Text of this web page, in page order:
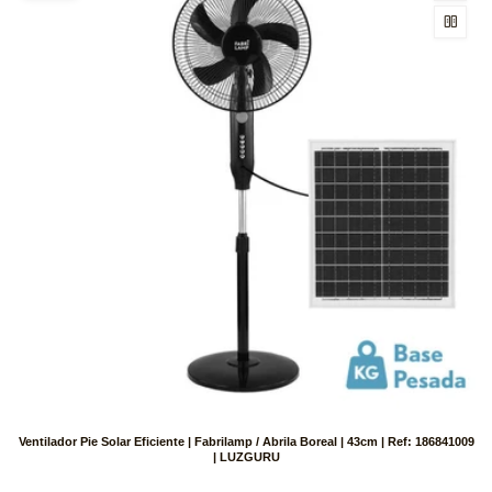
Ventilador Pie Solar Eficiente | Fabrilamp / Abrila Boreal | 43cm | Ref: 186841009
| LUZGURU